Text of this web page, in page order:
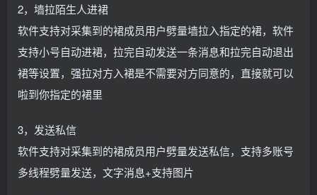
2，墙拉陌生人进裙
软件支持对采集到的裙成员用户劈量墙拉入指定的裙，软件
支持小号自动进裙，拉完自动发送一条消息和拉完自动退出
裙等设置，强拉对方入裙是不需要对方同意的，直接就可以
啦到你指定的裙里
3，发送私信
软件支持对采集到的裙成员用户劈量发送私信，支持多账号
多线程劈量发送，文字消息+支持图片